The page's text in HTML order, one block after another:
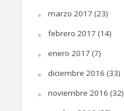
marzo 2017 (23)
febrero 2017 (14)
enero 2017 (7)
diciembre 2016 (33)
noviembre 2016 (32)